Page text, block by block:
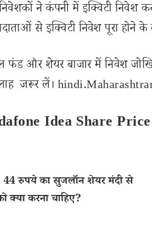
ने कंपनी में इक्विटी निवेश
से इक्विटी निवेश पूरा होने के
और शेयर बाजार में निवेश
जरूर लें।
Idea Share
रुपये का सुजलॉन शेयर मंदी से
क्या करना चाहिए?